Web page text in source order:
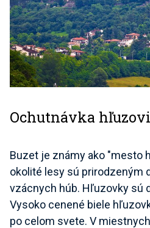
Ochutnávka
Buzet je známy ako "mesto
okolité lesy sú prirodzeným
vzácnych húb. Hľuzovky sú
Vysoko cenené biele
po celom svete. V